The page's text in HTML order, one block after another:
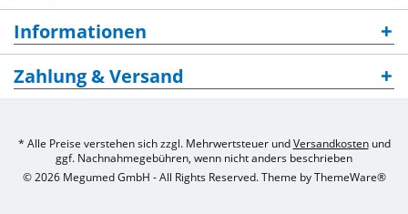
Informationen
Zahlung & Versand
* Alle Preise verstehen sich zzgl. Mehrwertsteuer undVersandkostenund
ggf. Nachnahmegebühren, wenn nicht anders beschrieben
© 2026 Megumed GmbH - All Rights Reserved. Theme byThemeWare®